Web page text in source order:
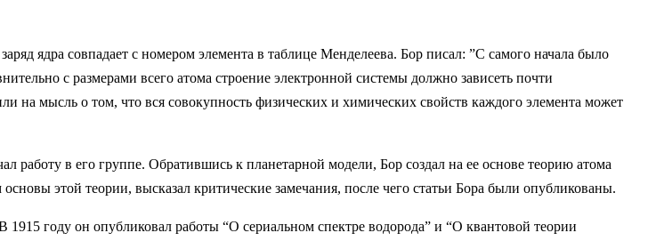
ядра совпадает с номером элемента в таблице Менделеева. Бор писал: ”С самого начала было
с размерами всего атома строение электронной системы должно зависеть почти
на мысль о том, что вся совокупность физических и химических свойств каждого элемента может
работу в его группе. Обратившись к планетарной модели, Бор создал на ее основе теорию атома
этой теории, высказал критические замечания, после чего статьи Бора были опубликованы.
году он опубликовал работы “О сериальном спектре водорода” и “О квантовой теории